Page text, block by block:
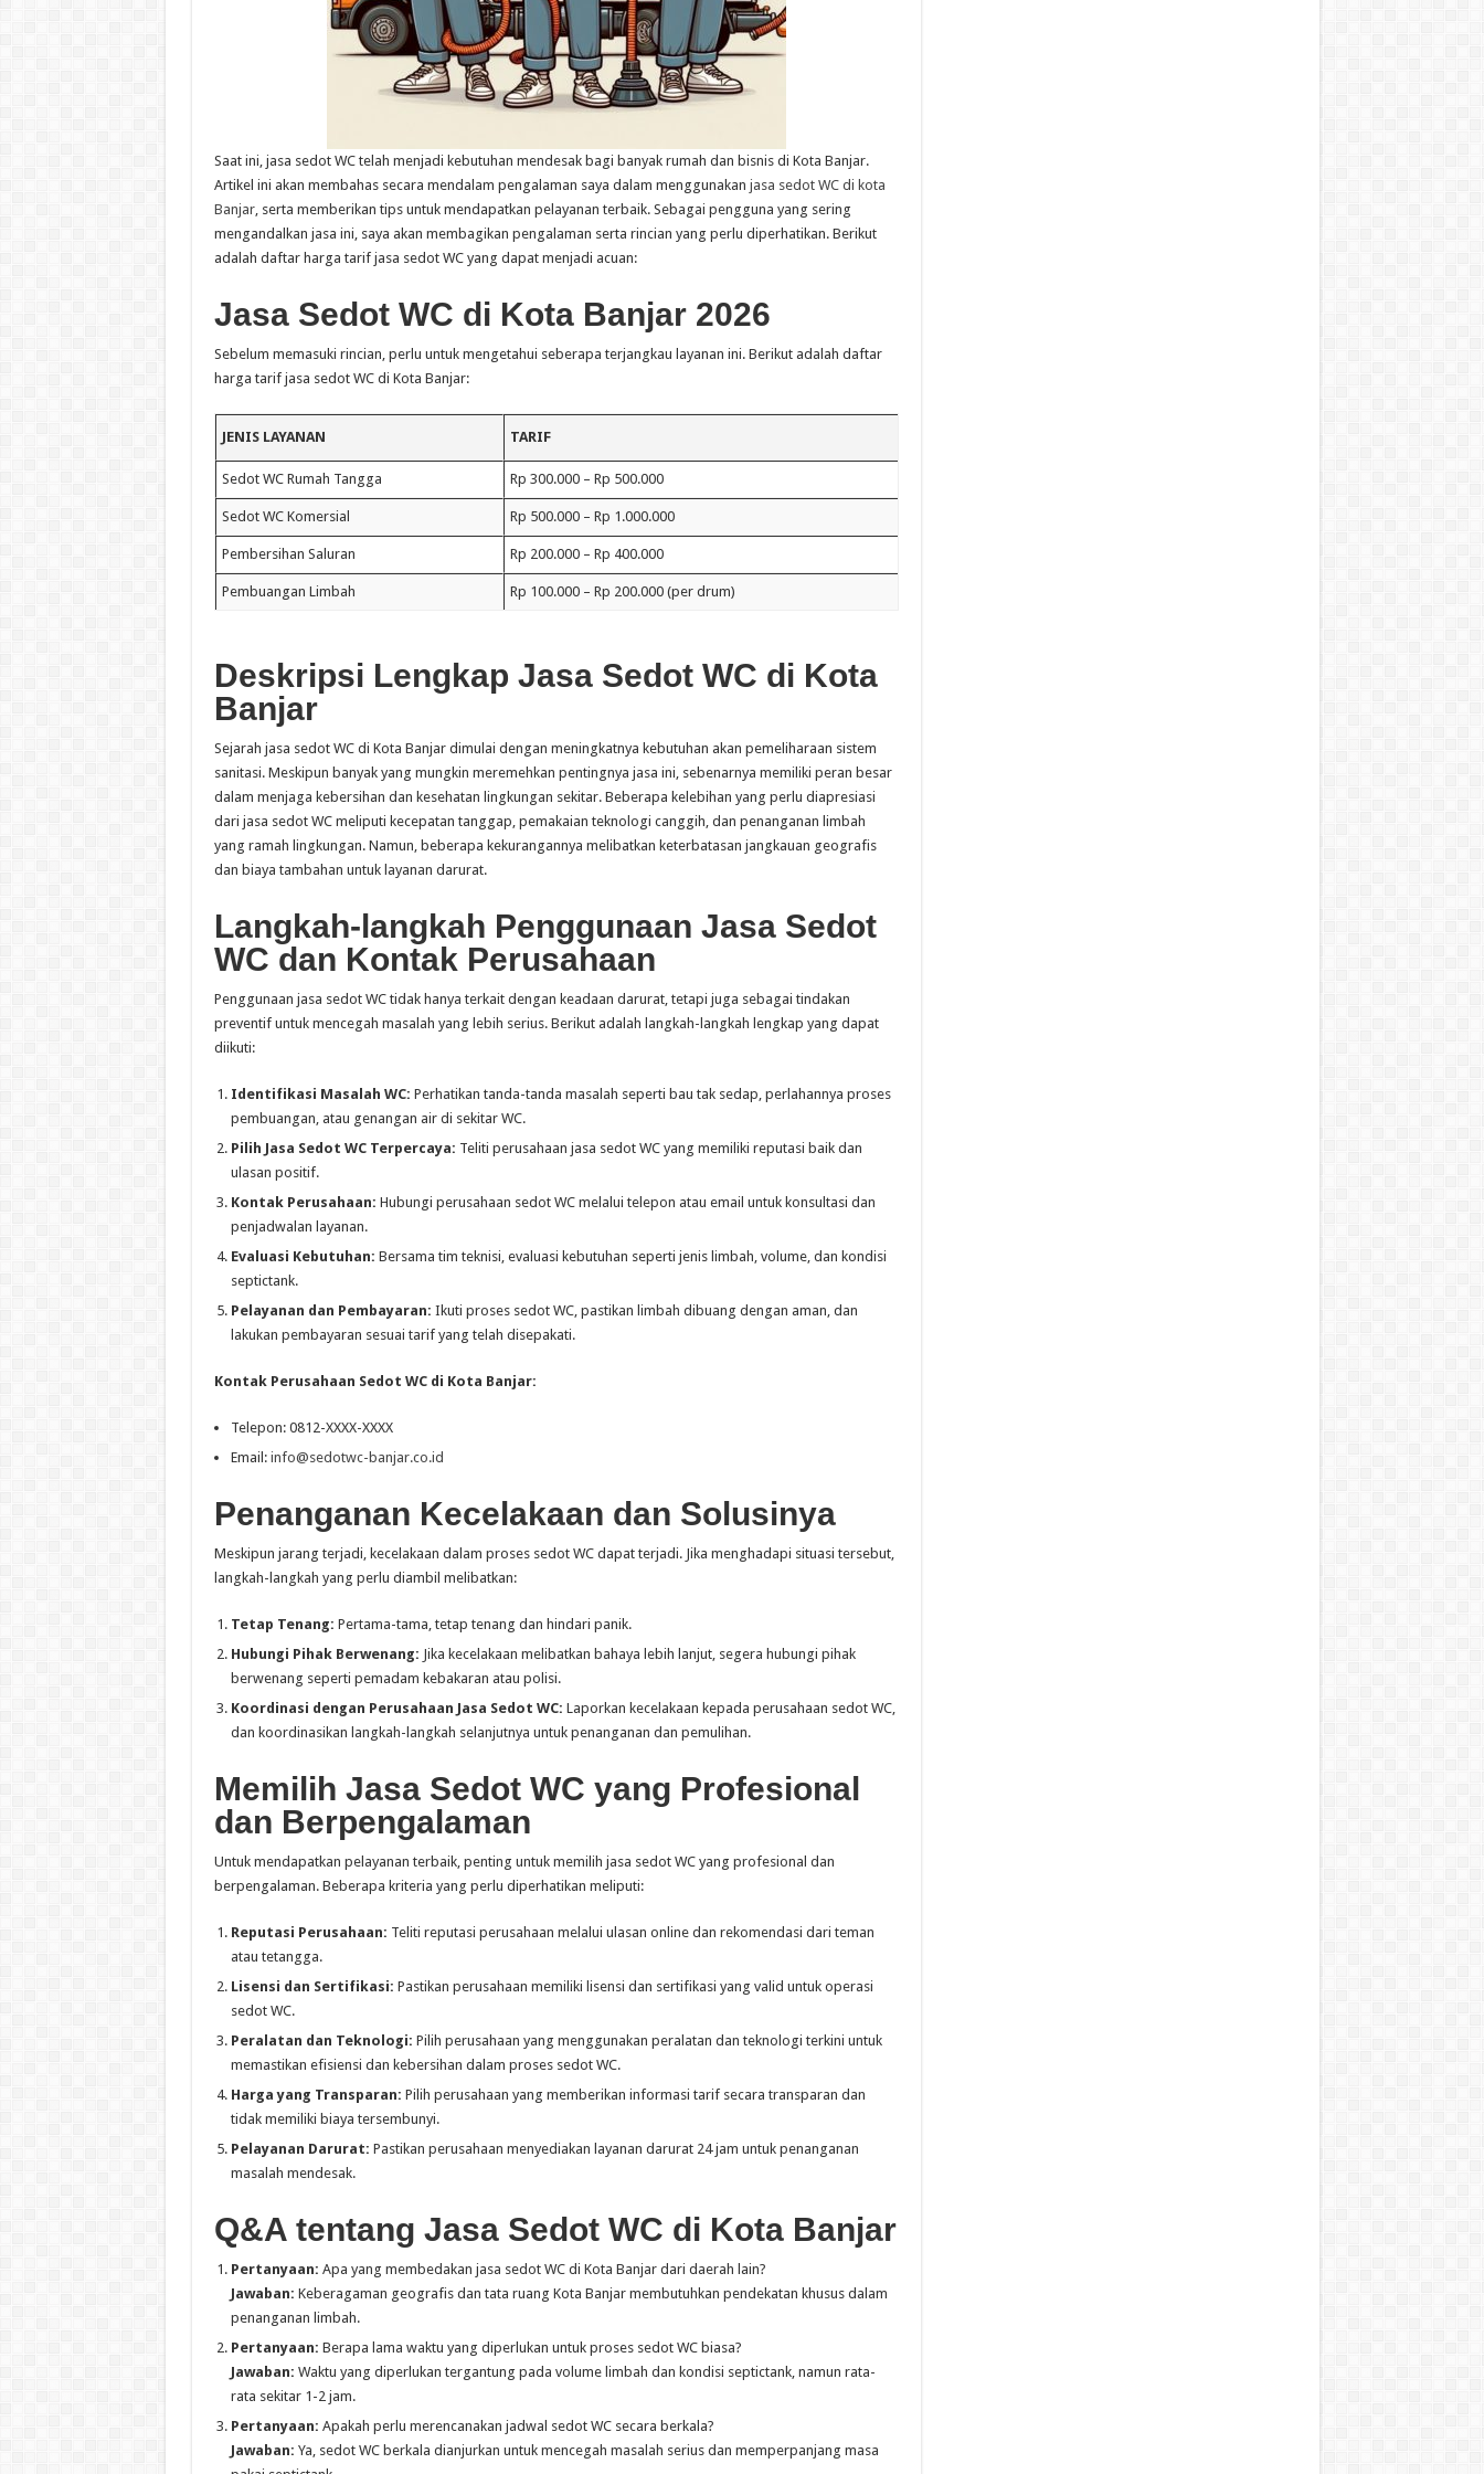
Saat ini, jasa sedot WC telah menjadi kebutuhan mendesak bagi banyak rumah dan bisnis di Kota Banjar.
Artikel ini akan membahas secara mendalam pengalaman saya dalam menggunakan jasa sedot WC di kota
Banjar, serta memberikan tips untuk mendapatkan pelayanan terbaik. Sebagai pengguna yang sering
mengandalkan jasa ini, saya akan membagikan pengalaman serta rincian yang perlu diperhatikan. Berikut
adalah daftar harga tarif jasa sedot WC yang dapat menjadi acuan:
Jasa Sedot WC di Kota Banjar 2026
Sebelum memasuki rincian, perlu untuk mengetahui seberapa terjangkau layanan ini. Berikut adalah daftar
harga tarif jasa sedot WC di Kota Banjar:
JENIS LAYANAN TARIF
Sedot WC Rumah Tangga Rp 300.000 – Rp 500.000
Sedot WC Komersial Rp 500.000 – Rp 1.000.000
Pembersihan Saluran Rp 200.000 – Rp 400.000
Pembuangan Limbah Rp 100.000 – Rp 200.000 (per drum)
Deskripsi Lengkap Jasa Sedot WC di Kota
Banjar
Sejarah jasa sedot WC di Kota Banjar dimulai dengan meningkatnya kebutuhan akan pemeliharaan sistem
sanitasi. Meskipun banyak yang mungkin meremehkan pentingnya jasa ini, sebenarnya memiliki peran besar
dalam menjaga kebersihan dan kesehatan lingkungan sekitar. Beberapa kelebihan yang perlu diapresiasi
dari jasa sedot WC meliputi kecepatan tanggap, pemakaian teknologi canggih, dan penanganan limbah
yang ramah lingkungan. Namun, beberapa kekurangannya melibatkan keterbatasan jangkauan geografis
dan biaya tambahan untuk layanan darurat.
Langkah-langkah Penggunaan Jasa Sedot
WC dan Kontak Perusahaan
Penggunaan jasa sedot WC tidak hanya terkait dengan keadaan darurat, tetapi juga sebagai tindakan
preventif untuk mencegah masalah yang lebih serius. Berikut adalah langkah-langkah lengkap yang dapat
diikuti:
Identifikasi Masalah WC: Perhatikan tanda-tanda masalah seperti bau tak sedap, perlahannya proses
pembuangan, atau genangan air di sekitar WC.
Pilih Jasa Sedot WC Terpercaya: Teliti perusahaan jasa sedot WC yang memiliki reputasi baik dan
ulasan positif.
Kontak Perusahaan: Hubungi perusahaan sedot WC melalui telepon atau email untuk konsultasi dan
penjadwalan layanan.
Evaluasi Kebutuhan: Bersama tim teknisi, evaluasi kebutuhan seperti jenis limbah, volume, dan kondisi
septictank.
Pelayanan dan Pembayaran: Ikuti proses sedot WC, pastikan limbah dibuang dengan aman, dan
lakukan pembayaran sesuai tarif yang telah disepakati.
Kontak Perusahaan Sedot WC di Kota Banjar:
Telepon: 0812-XXXX-XXXX
Email: info@sedotwc-banjar.co.id
Penanganan Kecelakaan dan Solusinya
Meskipun jarang terjadi, kecelakaan dalam proses sedot WC dapat terjadi. Jika menghadapi situasi tersebut,
langkah-langkah yang perlu diambil melibatkan:
Tetap Tenang: Pertama-tama, tetap tenang dan hindari panik.
Hubungi Pihak Berwenang: Jika kecelakaan melibatkan bahaya lebih lanjut, segera hubungi pihak
berwenang seperti pemadam kebakaran atau polisi.
Koordinasi dengan Perusahaan Jasa Sedot WC: Laporkan kecelakaan kepada perusahaan sedot WC,
dan koordinasikan langkah-langkah selanjutnya untuk penanganan dan pemulihan.
Memilih Jasa Sedot WC yang Profesional
dan Berpengalaman
Untuk mendapatkan pelayanan terbaik, penting untuk memilih jasa sedot WC yang profesional dan
berpengalaman. Beberapa kriteria yang perlu diperhatikan meliputi:
Reputasi Perusahaan: Teliti reputasi perusahaan melalui ulasan online dan rekomendasi dari teman
atau tetangga.
Lisensi dan Sertifikasi: Pastikan perusahaan memiliki lisensi dan sertifikasi yang valid untuk operasi
sedot WC.
Peralatan dan Teknologi: Pilih perusahaan yang menggunakan peralatan dan teknologi terkini untuk
memastikan efisiensi dan kebersihan dalam proses sedot WC.
Harga yang Transparan: Pilih perusahaan yang memberikan informasi tarif secara transparan dan
tidak memiliki biaya tersembunyi.
Pelayanan Darurat: Pastikan perusahaan menyediakan layanan darurat 24 jam untuk penanganan
masalah mendesak.
Q&A tentang Jasa Sedot WC di Kota Banjar
Pertanyaan: Apa yang membedakan jasa sedot WC di Kota Banjar dari daerah lain?
Jawaban: Keberagaman geografis dan tata ruang Kota Banjar membutuhkan pendekatan khusus dalam
penanganan limbah.
Pertanyaan: Berapa lama waktu yang diperlukan untuk proses sedot WC biasa?
Jawaban: Waktu yang diperlukan tergantung pada volume limbah dan kondisi septictank, namun rata-
rata sekitar 1-2 jam.
Pertanyaan: Apakah perlu merencanakan jadwal sedot WC secara berkala?
Jawaban: Ya, sedot WC berkala dianjurkan untuk mencegah masalah serius dan memperpanjang masa